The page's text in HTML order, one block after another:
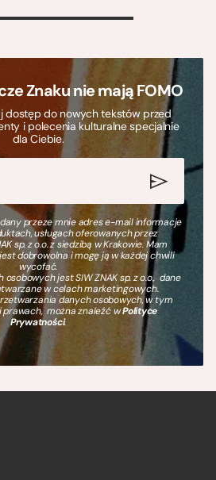
Znaku nie mają FOMO
dostęp do nowych tekstów przed
i polecenia kulturalne specjalnie
dla Ciebie.
przeze mnie adres e-mail informacje
usługach oferowanych przez
sp. z o.o. z siedzibą w Krakowie. Mam
dobrowolna i mogę ją w każdej chwili
wycofać.
jest SIW ZNAK sp. z o.o., dane
w celach marketingowych.
danych osobowych, w tym
prawach, można znaleźć wPolityce
Prywatności.